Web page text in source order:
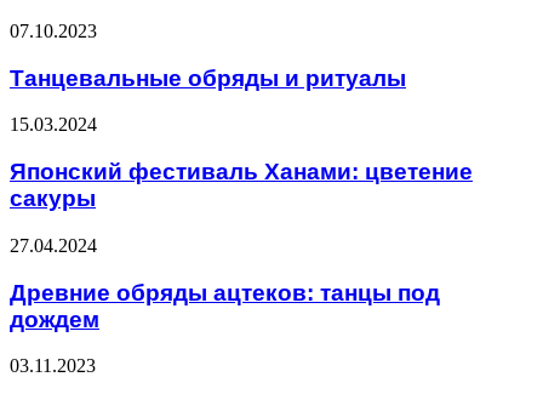
07.10.2023
Танцевальные обряды и ритуалы
15.03.2024
Японский фестиваль Ханами: цветение
сакуры
27.04.2024
Древние обряды ацтеков: танцы под
дождем
03.11.2023